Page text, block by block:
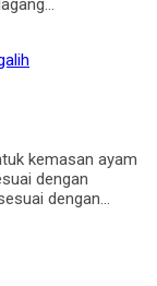
kemasan ayam
dengan
dengan…